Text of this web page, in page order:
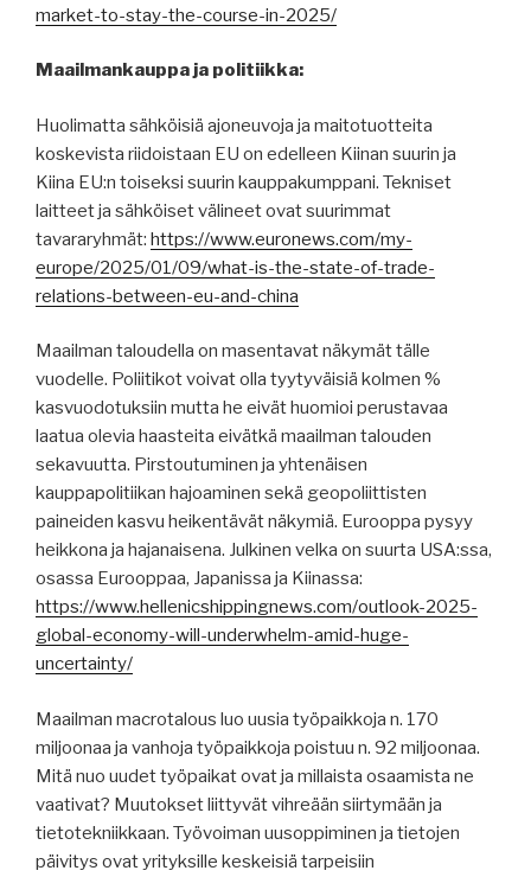
market-to-stay-the-course-in-2025/
Maailmankauppa ja politiikka:
Huolimatta sähköisiä ajoneuvoja ja maitotuotteita
koskevista riidoistaan EU on edelleen Kiinan suurin ja
Kiina EU:n toiseksi suurin kauppakumppani. Tekniset
laitteet ja sähköiset välineet ovat suurimmat
tavararyhmät: https://www.euronews.com/my-
europe/2025/01/09/what-is-the-state-of-trade-
relations-between-eu-and-china
Maailman taloudella on masentavat näkymät tälle
vuodelle. Poliitikot voivat olla tyytyväisiä kolmen %
kasvuodotuksiin mutta he eivät huomioi perustavaa
laatua olevia haasteita eivätkä maailman talouden
sekavuutta. Pirstoutuminen ja yhtenäisen
kauppapolitiikan hajoaminen sekä geopoliittisten
paineiden kasvu heikentävät näkymiä. Eurooppa pysyy
heikkona ja hajanaisena. Julkinen velka on suurta USA:ssa,
osassa Eurooppaa, Japanissa ja Kiinassa:
https://www.hellenicshippingnews.com/outlook-2025-
global-economy-will-underwhelm-amid-huge-
uncertainty/
Maailman macrotalous luo uusia työpaikkoja n. 170
miljoonaa ja vanhoja työpaikkoja poistuu n. 92 miljoonaa.
Mitä nuo uudet työpaikat ovat ja millaista osaamista ne
vaativat? Muutokset liittyvät vihreään siirtymään ja
tietotekniikkaan. Työvoiman uusoppiminen ja tietojen
päivitys ovat yrityksille keskeisiä tarpeisiin